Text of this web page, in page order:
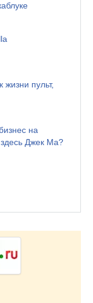
жизни пульт,
на
Джек Ма?